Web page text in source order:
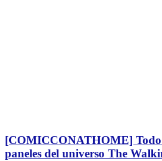
[COMICCONATHOME] Todo
paneles del universo The